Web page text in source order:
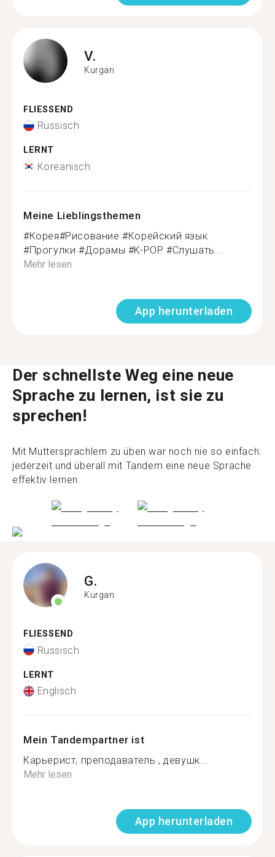
V.
Kurgan
FLIESSEND
Russisch
LERNT
Koreanisch
Meine Lieblingsthemen
#Корея#Рисование #Корейский язык
#Прогулки #Дорамы #K-POP #Слушать...
Mehr lesen
App herunterladen
Der schnellste Weg eine neue
Sprache zu lernen, ist sie zu
sprechen!
Mit Muttersprachlern zu üben war noch nie so einfach:
jederzeit und überall mit Tandem eine neue Sprache
effektiv lernen.
G.
Kurgan
FLIESSEND
Russisch
LERNT
Englisch
Mein Tandempartner ist
Карьерист, преподаватель , девушк...
Mehr lesen
App herunterladen